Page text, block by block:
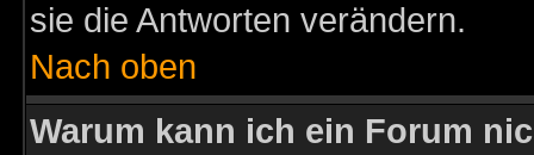
sie die Antworten verändern.
Nach oben
Warum kann ich ein Forum